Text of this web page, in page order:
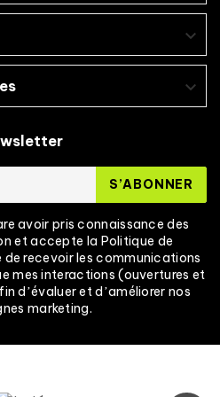


S’ABONNER
avoir pris connaissance des
et accepte la Politique de
recevoir les communications
mes interactions (ouvertures et
dʼévaluer et dʼaméliorer nos
marketing.